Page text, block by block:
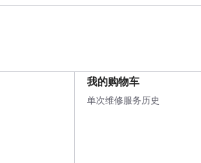
我的购物车
单次维修服务历史